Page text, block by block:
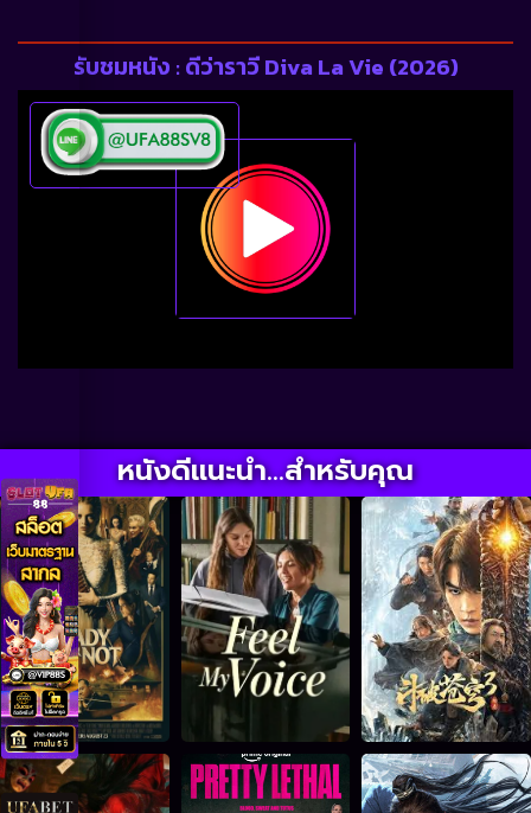
รับชมหนัง : ดีว่าราวี Diva La Vie​ (2026)
หนังดีแนะนำ...สำหรับคุณ